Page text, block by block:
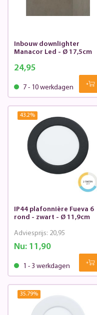
Inbouw downlighter
Manacor Led - Ø 17,5cm
24,95
7 - 10 werkdagen
43.2%
IP44 plafonnière Fueva 6
rond - zwart - Ø 11,9cm
Nu:11,90
Adviesprijs: 20,95
1 - 3 werkdagen
35.79%